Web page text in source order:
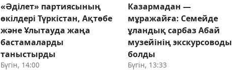
«Әділет» партиясының
өкілдері Түркістан, Ақтөбе
және Ұлытауда жаңа
бастамаларды
таныстырды
Бүгін, 14:00
Казармадан —
мұражайға: Семейде
ұландық сарбаз Абай
музейінің экскурсоводы
болды
Бүгін, 13:33